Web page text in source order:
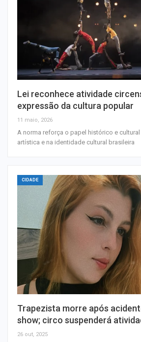
Lei reconhece atividade
expressão da cultura popular
11 maio, 2026
A norma reforça o papel histórico e
artística e na identidade cultural brasileira
CIDADE
Trapezista morre após
show; circo suspenderá
26 out, 2025